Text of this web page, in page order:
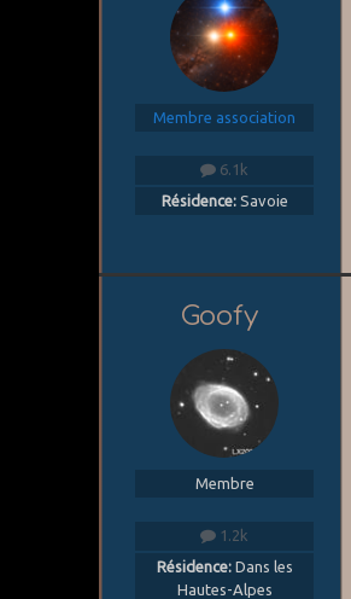
Membre association
6.1k
Résidence:Savoie
Goofy
Membre
1.2k
Résidence:Dans les
Hautes-Alpes